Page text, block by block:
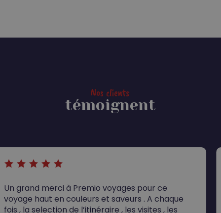
Nos clients
témoignent
grand merci à Premio voyages pour ce
haut en couleurs et saveurs . A chaque
, la selection de l’itinéraire , les visites , les